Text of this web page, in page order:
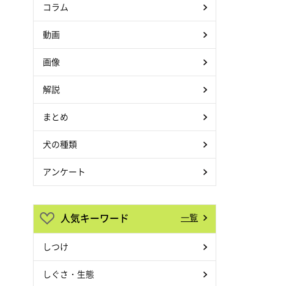
コラム
動画
画像
解説
まとめ
犬の種類
アンケート
人気キーワード 一覧
しつけ
しぐさ・生態